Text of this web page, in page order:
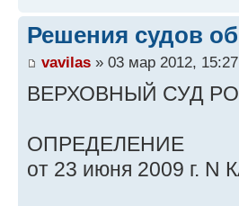
Решения судов
vavilas » 03 мар 2012, 15:27
ВЕРХОВНЫЙ СУД
ОПРЕДЕЛЕНИЕ
от 23 июня 2009 г. N